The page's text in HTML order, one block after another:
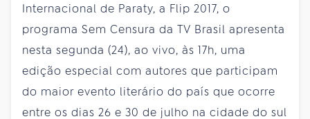
Internacional de Paraty, a Flip 2017, o
programa Sem Censura da TV Brasil apresenta
nesta segunda (24), ao vivo, às 17h, uma
edição especial com autores que participam
do maior evento literário do país que ocorre
entre os dias 26 e 30 de julho na cidade do sul